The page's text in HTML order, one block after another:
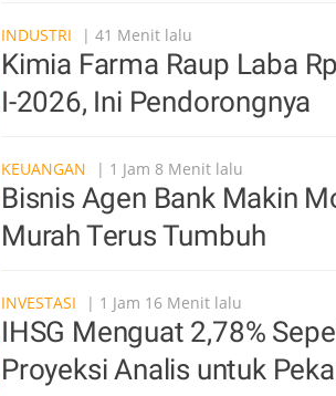
INDUSTRI | 41 Menit lalu
Kimia Farma Raup Laba
I-2026, Ini Pendorongnya
KEUANGAN | 1 Jam 8 Menit lalu
Bisnis Agen Bank Makin
Murah Terus Tumbuh
INVESTASI | 1 Jam 16 Menit lalu
IHSG Menguat 2,78%
Proyeksi Analis untuk